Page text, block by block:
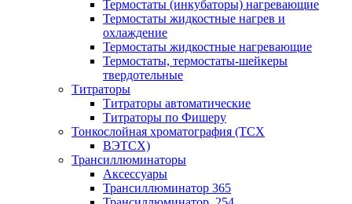
Термостаты (инкубаторы) нагревающие
Термостаты жидкостные нагрев и
охлаждение
Термостаты жидкостные нагревающие
Термостаты, термостаты-шейкеры
твердотельные
Титраторы
Титраторы автоматические
Титраторы по Фишеру
Тонкослойная хроматография (ТСХ
ВЭТСХ)
Трансиллюминаторы
Аксессуары
Трансиллюминатор 365